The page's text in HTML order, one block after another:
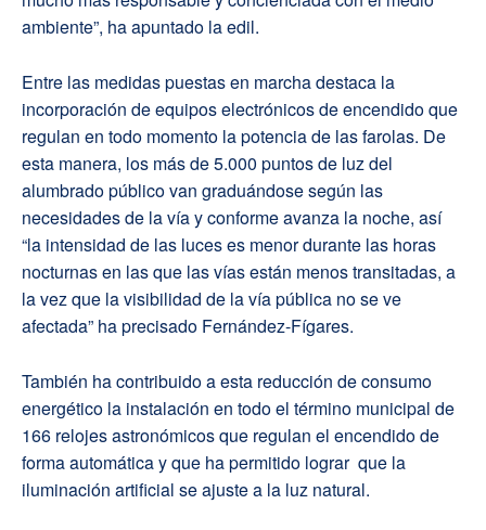
ambiente”, ha apuntado la edil.
Entre las medidas puestas en marcha destaca la
incorporación de equipos electrónicos de encendido que
regulan en todo momento la potencia de las farolas. De
esta manera, los más de 5.000 puntos de luz del
alumbrado público van graduándose según las
necesidades de la vía y conforme avanza la noche, así
“la intensidad de las luces es menor durante las horas
nocturnas en las que las vías están menos transitadas, a
la vez que la visibilidad de la vía pública no se ve
afectada” ha precisado Fernández-Fígares.
También ha contribuido a esta reducción de consumo
energético la instalación en todo el término municipal de
166 relojes astronómicos que regulan el encendido de
forma automática y que ha permitido lograr que la
iluminación artificial se ajuste a la luz natural.